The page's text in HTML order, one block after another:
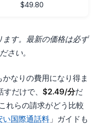
$49.80
す。最新の価格は必ず
さい。
なりの費用になり得ま
すだけで、 $2.49/分だ
れらの請求がどう比較
い国際通話料 」ガイドも